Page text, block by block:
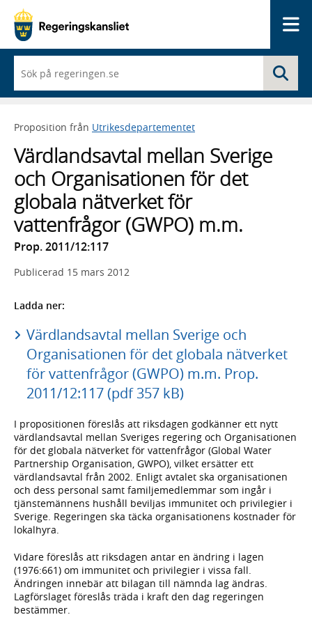
du
börjar
skriva
framträder
lista
med
sökförslag
Proposition från Utrikesdepartementet
Värdlandsavtal mellan Sverige
och Organisationen för det
globala nätverket för
vattenfrågor (GWPO) m.m.
Prop. 2011/12:117
Publicerad 15 mars 2012
Ladda ner:
Värdlandsavtal mellan Sverige och
Organisationen för det globala nätverket
för vattenfrågor (GWPO) m.m. Prop.
2011/12:117 (pdf 357 kB)
I propositionen föreslås att riksdagen godkänner ett nytt
värdlandsavtal mellan Sveriges regering och Organisationen
för det globala nätverket för vattenfrågor (Global Water
Partnership Organisation, GWPO), vilket ersätter ett
värdlandsavtal från 2002. Enligt avtalet ska organisationen
och dess personal samt familjemedlemmar som ingår i
tjänstemännens hushåll beviljas immunitet och privilegier i
Sverige. Regeringen ska täcka organisationens kostnader för
lokalhyra.
Vidare föreslås att riksdagen antar en ändring i lagen
(1976:661) om immunitet och privilegier i vissa fall.
Ändringen innebär att bilagan till nämnda lag ändras.
Lagförslaget föreslås träda i kraft den dag regeringen
bestämmer.